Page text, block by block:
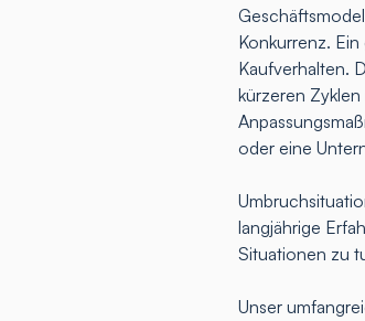
Konkurrenz.
Kaufverhalten.
kürzeren
oder eine
langjährige
Situationen zu
Unser